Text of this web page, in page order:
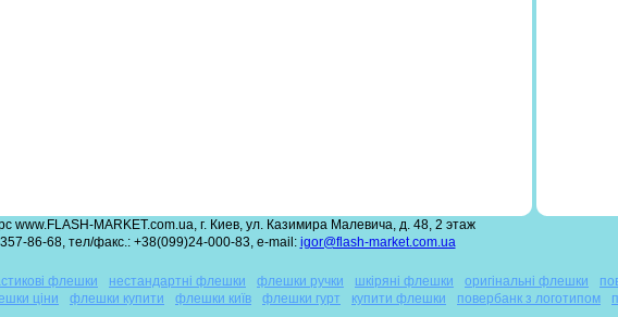
www.FLASH-MARKET.com.ua, г. Киев, ул. Казимира Малевича, д. 48, 2 этаж
86-68, тел/факс.: +38(099)24-000-83, e-mail: igor@flash-market.com.ua
флешки нестандартні флешки флешки ручки шкіряні флешки оригінальні флешки
ціни флешки купити флешки київ флешки гурт купити флешки повербанк з логотипом